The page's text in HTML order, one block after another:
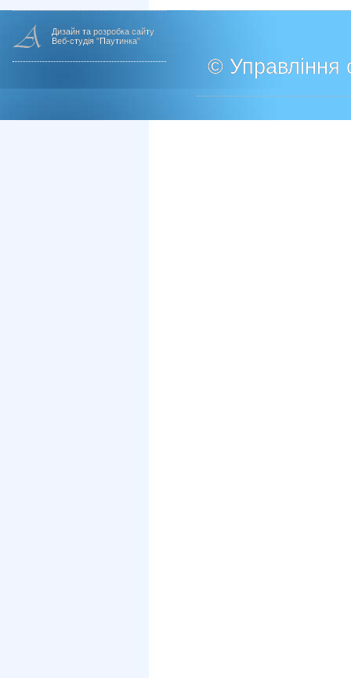
Дизайн та розробка сайту
Веб-студія "Паутинка"
© Управління